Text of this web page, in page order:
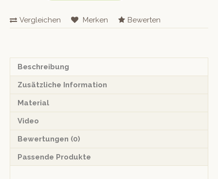
Fixleintuch
–
Vergleichen Merken Bewerten
Beschreibung
Zusätzliche Information
Material
Video
Bewertungen (0)
Passende Produkte